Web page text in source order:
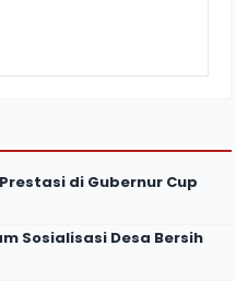
di Gubernur Cup
Sosialisasi Desa Bersih